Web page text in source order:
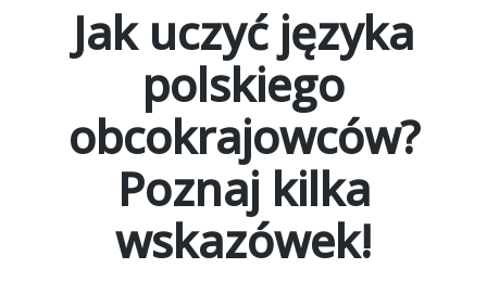
Jak uczyć języka
polskiego
obcokrajowców?
Poznaj kilka
wskazówek!